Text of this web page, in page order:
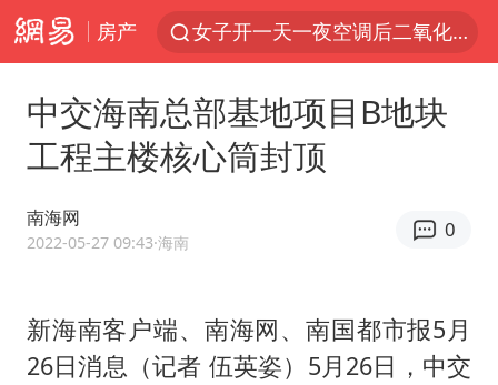
房产
女子开一天一夜空调后二氧化碳中毒
佛山通报笔试前13被淘汰后5名进体检
女孩摆摊卖菌子时收到北大通知书
改名后的“青海拉面”店
粉笔教育发布“自曝式”公开信
中交海南总部基地项目B地块
工程主楼核心筒封顶
南海网
2022-05-27 09:43·海南
0
新海南客户端、南海网、南国都市报5月
26日消息（记者 伍英姿）5月26日，中交